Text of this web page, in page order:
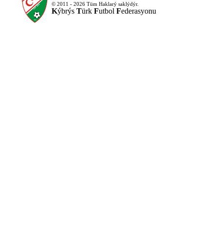
© 2011 - 2026 Tüm Haklarý saklýdýr.
Kýbrýs Türk Futbol Federasyonu